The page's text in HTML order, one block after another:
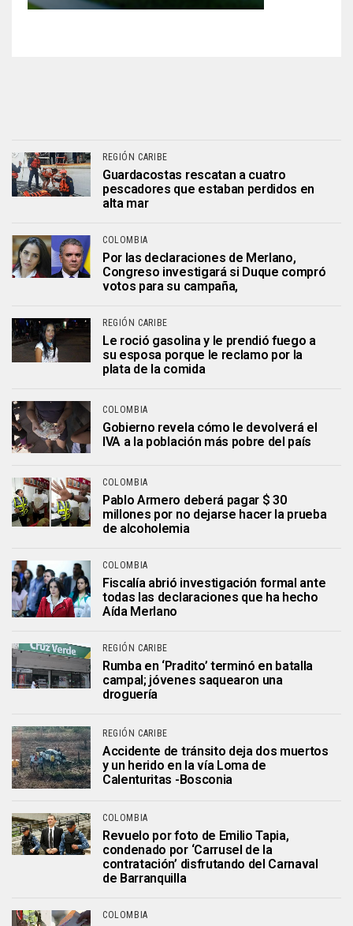
REGIÓN CARIBE
Guardacostas rescatan a cuatro
pescadores que estaban perdidos en
alta mar
COLOMBIA
Por las declaraciones de Merlano,
Congreso investigará si Duque compró
votos para su campaña,
REGIÓN CARIBE
Le roció gasolina y le prendió fuego a
su esposa porque le reclamo por la
plata de la comida
COLOMBIA
Gobierno revela cómo le devolverá el
IVA a la población más pobre del país
COLOMBIA
Pablo Armero deberá pagar $ 30
millones por no dejarse hacer la prueba
de alcoholemia
COLOMBIA
Fiscalía abrió investigación formal ante
todas las declaraciones que ha hecho
Aída Merlano
REGIÓN CARIBE
Rumba en ‘Pradito’ terminó en batalla
campal; jóvenes saquearon una
droguería
REGIÓN CARIBE
Accidente de tránsito deja dos muertos
y un herido en la vía Loma de
Calenturitas -Bosconia
COLOMBIA
Revuelo por foto de Emilio Tapia,
condenado por ‘Carrusel de la
contratación’ disfrutando del Carnaval
de Barranquilla
COLOMBIA